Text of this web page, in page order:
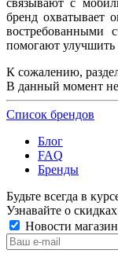
бренд охватывает
востребованными
помогают улучшить
К сожалению,
В данный момент
Список брендов
Блог
FAQ
Бренды
Будьте всегда в
Узнавайте о
Новости